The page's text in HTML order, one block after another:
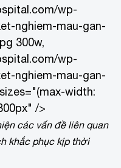
wp-
nghiem-mau-gan-
300w,
wp-
nghiem-mau-gan-
width:
/>
các vấn đề liên quan
khắc phục kịp thời